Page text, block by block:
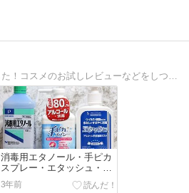
消毒用エタノール・手ピカ
スプレー・エタッシュ・ハ
ンドジェルなど
3年前